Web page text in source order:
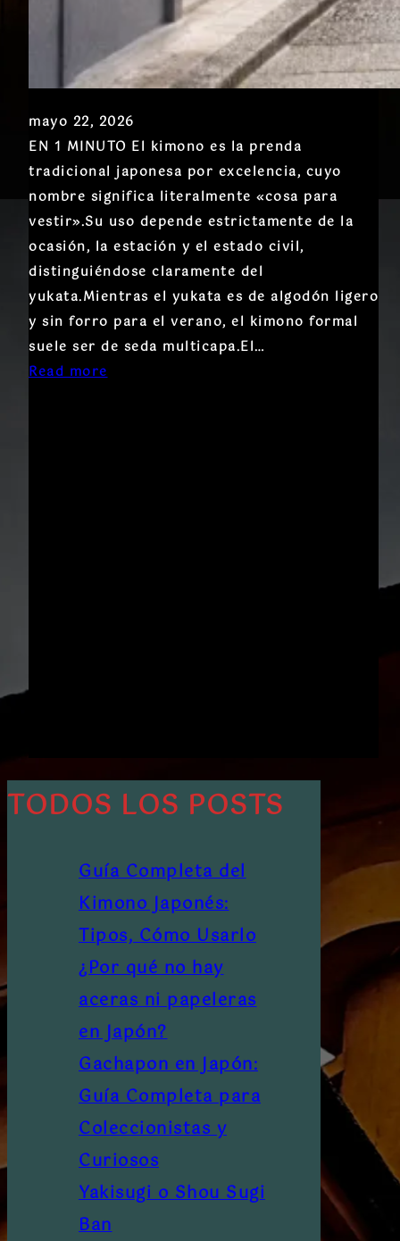
mayo 22, 2026
EN 1 MINUTO El kimono es la prenda
tradicional japonesa por excelencia, cuyo
nombre significa literalmente «cosa para
vestir».Su uso depende estrictamente de la
ocasión, la estación y el estado civil,
distinguiéndose claramente del
yukata.Mientras el yukata es de algodón ligero
y sin forro para el verano, el kimono formal
suele ser de seda multicapa.El…
Read more
TODOS LOS POSTS
Guía Completa del
Kimono Japonés:
Tipos, Cómo Usarlo
¿Por qué no hay
aceras ni papeleras
en Japón?
Gachapon en Japón:
Guía Completa para
Coleccionistas y
Curiosos
Yakisugi o Shou Sugi
Ban